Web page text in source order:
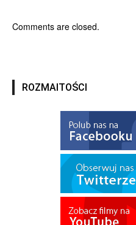
Comments are closed.
ROZMAITOŚCI